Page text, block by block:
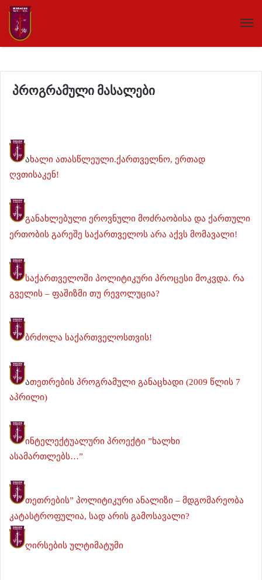
პროგრამული მასალები
ახალი ათასწლეული.ქართველნო, ერთად
ღვთისაკენ!
განახლებული ეროვნული მოძრაობისა და ქართული
ერთობის გარეშე საქართველოს არა აქვს მომავალი!
საქართველოში პოლიტიკური პროცესი მოკვდა. რა
გველის – ფაშიზმი თუ რევოლუცია?
ბრძოლა საქართველოსთვის!
ათეთრების პროგრამული განაცხადი (2009 წლის 7
აპრილი)
ინტელექტუალური პროექტი ”ხალხი
ასამართლებს…”
თეთრების” პოლიტიკური ანალიზი – მდგომარეობა
კატასტროფულია, სად არის გამოსავალი?
ღირსების ულტიმატუმი